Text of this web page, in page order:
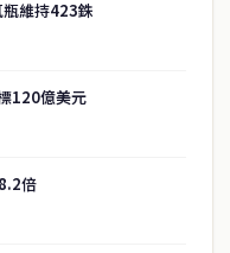
維持423銖
120億美元
倍
產